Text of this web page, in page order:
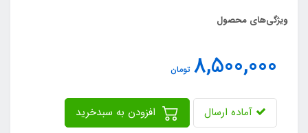
ویژگی‌های محصول
8,500,000 تومان
آماده ارسال